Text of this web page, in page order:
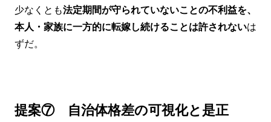
少なくとも法定期間が守られていないことの不利益を、
本人・家族に一方的に転嫁し続けることは許されないは
ずだ。
提案⑦ 自治体格差の可視化と是正